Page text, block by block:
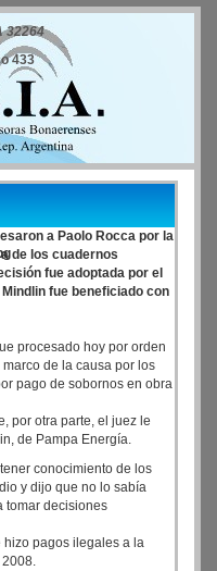
32264
433
a Paolo Rocca por la
de los cuadernos
fue adoptada por el
fue beneficiado con
procesado hoy por orden
de la causa por los
pago de sobornos en obra
por otra parte, el juez le
de Pampa Energía.
conocimiento de los
y dijo que no lo sabía
tomar decisiones
hizo pagos ilegales a la